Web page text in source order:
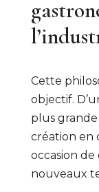
Cette
objectif.
plus grande
création en
occasion de
nouveaux